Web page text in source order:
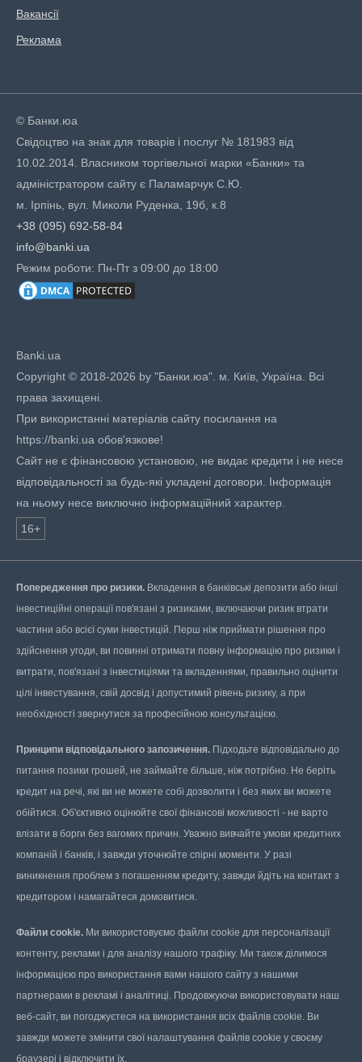
Вакансії
Реклама
© Банки.юа
Свідоцтво на знак для товарів і послуг № 181983 від
10.02.2014. Власником торгівельної марки «Банки» та
адміністратором сайту є Паламарчук С.Ю.
м. Ірпінь, вул. Миколи Руденка, 19б, к.8
+38 (095) 692-58-84
info@banki.ua
Режим роботи: Пн-Пт з 09:00 до 18:00
Banki.ua
Copyright © 2018-2026 by "Банки.юа". м. Київ, Україна. Всі
права захищені.
При використанні матеріалів сайту посилання на
https://banki.ua обов'язкове!
Сайт не є фінансовою установою, не видає кредити і не несе
відповідальності за будь-які укладені договори. Інформація
на ньому несе виключно інформаційний характер.
16+
Попередження про ризики. Вкладення в банківські депозити або інші
інвестиційні операції пов'язані з ризиками, включаючи ризик втрати
частини або всієї суми інвестицій. Перш ніж приймати рішення про
здійснення угоди, ви повинні отримати повну інформацію про ризики і
витрати, пов'язані з інвестиціями та вкладеннями, правильно оцінити
цілі інвестування, свій досвід і допустимий рівень ризику, а при
необхідності звернутися за професійною консультацією.
Принципи відповідального запозичення. Підходьте відповідально до
питання позики грошей, не займайте більше, ніж потрібно. Не беріть
кредит на речі, які ви не можете собі дозволити і без яких ви можете
обійтися. Об'єктивно оцінюйте свої фінансові можливості - не варто
влізати в борги без вагомих причин. Уважно вивчайте умови кредитних
компаній і банків, і завжди уточнюйте спірні моменти. У разі
виникнення проблем з погашенням кредиту, завжди йдіть на контакт з
кредитором і намагайтеся домовитися.
Файли cookie. Ми використовуємо файли cookie для персоналізації
контенту, реклами і для аналізу нашого трафіку. Ми також ділимося
інформацією про використання вами нашого сайту з нашими
партнерами в рекламі і аналітиці. Продовжуючи використовувати наш
веб-сайт, ви погоджуєтеся на використання всіх файлів cookie. Ви
завжди можете змінити свої налаштування файлів cookie у своєму
браузері і відключити їх.